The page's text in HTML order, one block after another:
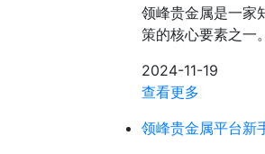
领峰贵金属是一家
策的核心要素之一
2024-11-19
查看更多
领峰贵金属平台新